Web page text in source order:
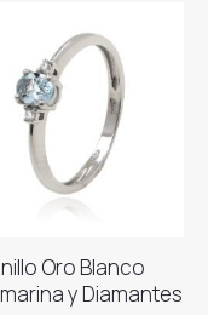
Oro Blanco
y Diamantes